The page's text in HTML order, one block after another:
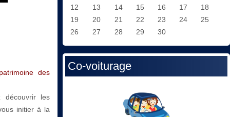
des
découvrir les
initier à la
12
13 14 15 16 17
18
19
20 21 22 23 24
25
26
27 28 29 30
Co-voiturage